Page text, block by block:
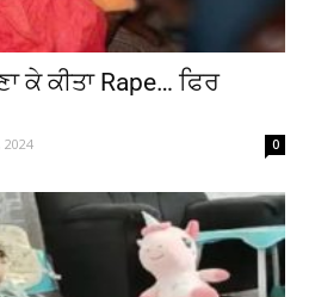
ਕੇ ਕੀਤਾ Rape… ਫਿਰ
2024 0